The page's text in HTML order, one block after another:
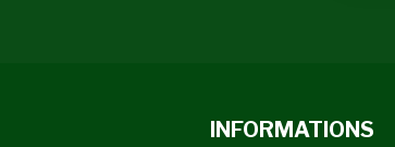
INFORMATIONS